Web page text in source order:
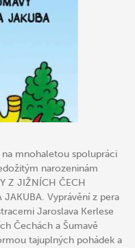
mnohaletou spolupráci
narozeninám
Z JIŽNÍCH ČECH
JAKUBA. Vyprávění z pera
Jaroslava Kerlese
Čechách a Šumavě
tajuplných pohádek a